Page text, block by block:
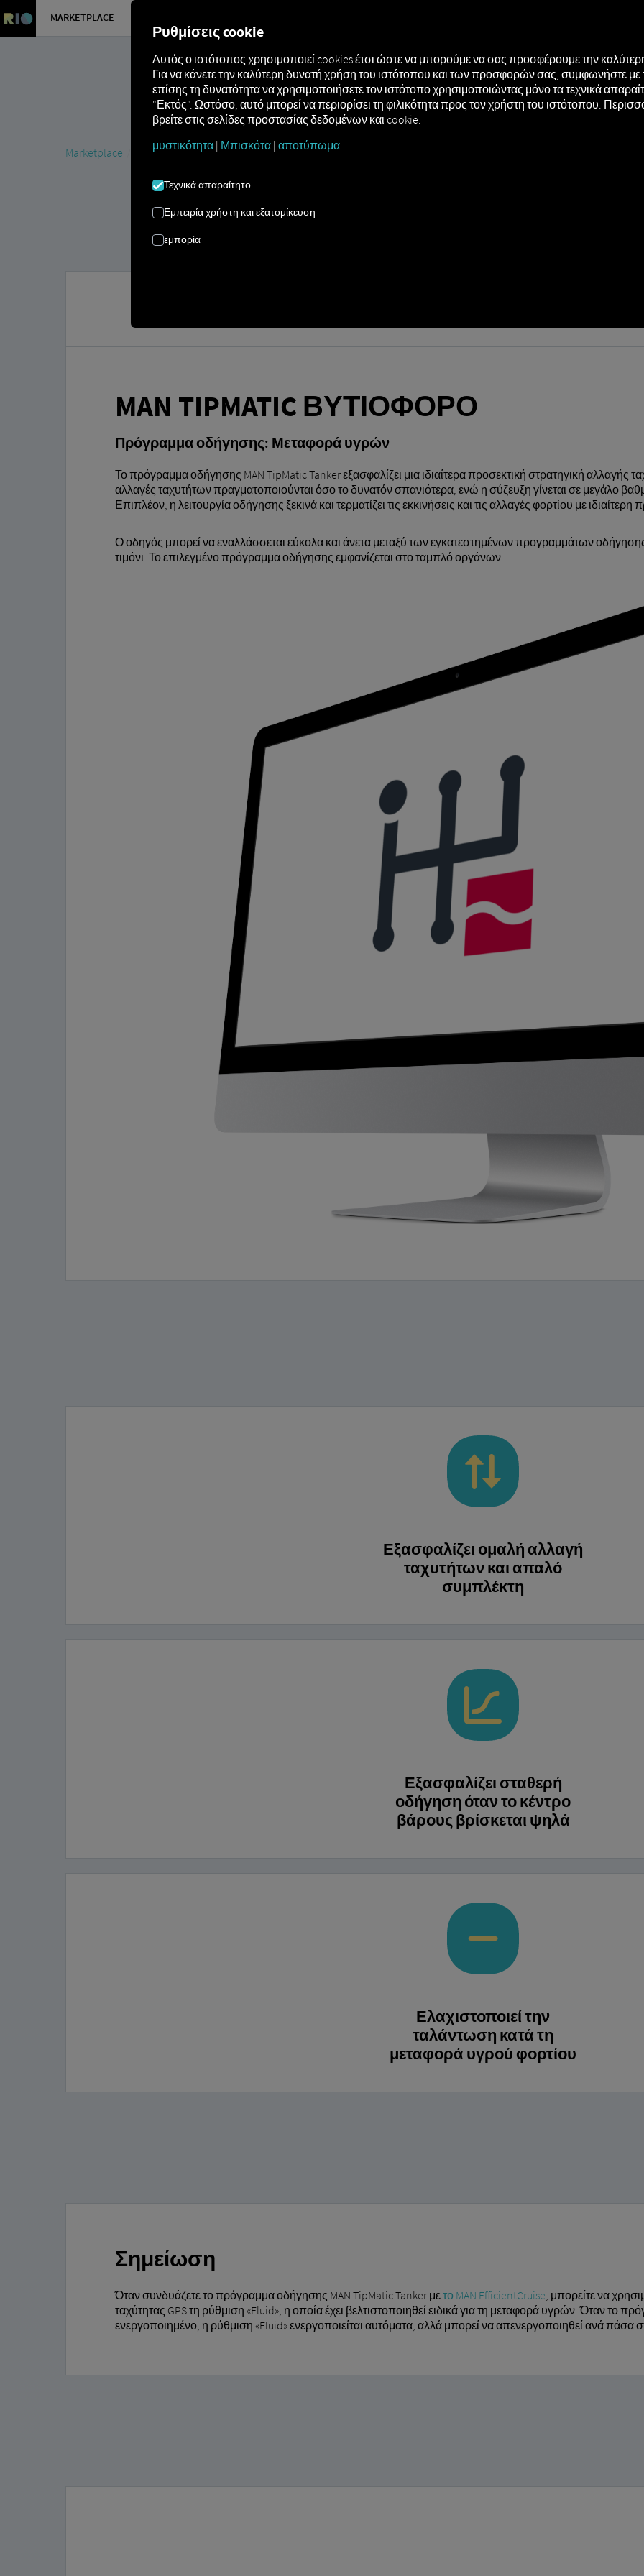
MARKETPLACE
Marketplace MAN DigitalServices MAN Now MAN TipMatic Tanker
MAN TIPMATIC ΒΥΤΙΟΦΌΡΟ
Πρόγραμμα οδήγησης: Μεταφορά υγρών
Το πρόγραμμα οδήγησης MAN TipMatic Tanker εξασφαλίζει μια ιδιαίτερα προσεκτική στρατηγική αλλαγής
αλλαγές ταχυτήτων πραγματοποιούνται όσο το δυνατόν σπανιότερα, ενώ η σύζευξη γίνεται σε μεγάλο
Επιπλέον, η λειτουργία οδήγησης ξεκινά και τερματίζει τις εκκινήσεις και τις αλλαγές φορτίου με ιδιαίτερη
Ο οδηγός μπορεί να εναλλάσσεται εύκολα και άνετα μεταξύ των εγκατεστημένων προγραμμάτων
τιμόνι. Το επιλεγμένο πρόγραμμα οδήγησης εμφανίζεται στο ταμπλό οργάνων.
Εξασφαλίζει ομαλή αλλαγή
ταχυτήτων και απαλό
συμπλέκτη
Εξασφαλίζει σταθερή
οδήγηση όταν το κέντρο
βάρους βρίσκεται ψηλά
Ελαχιστοποιεί την
ταλάντωση κατά τη
μεταφορά υγρού φορτίου
Σημείωση
Όταν συνδυάζετε το πρόγραμμα οδήγησης MAN TipMatic Tanker μετο MAN EfficientCruise , μπορείτε να
ταχύτητας GPS τη ρύθμιση «Fluid», η οποία έχει βελτιστοποιηθεί ειδικά για τη μεταφορά υγρών. Όταν το
ενεργοποιημένο, η ρύθμιση «Fluid» ενεργοποιείται αυτόματα, αλλά μπορεί να απενεργοποιηθεί ανά πάσα
Ρυθμίσεις cookie
Αυτός ο ιστότοπος χρησιμοποιεί cookies έτσι ώστε να μπορούμε να σας προσφέρουμε την
Για να κάνετε την καλύτερη δυνατή χρήση του ιστότοπου και των προσφορών σας, συμφωνήστε
επίσης τη δυνατότητα να χρησιμοποιήσετε τον ιστότοπο χρησιμοποιώντας μόνο τα τεχνικά
"Εκτός". Ωστόσο, αυτό μπορεί να περιορίσει τη φιλικότητα προς τον χρήστη του ιστότοπου.
βρείτε στις σελίδες προστασίας δεδομένων και cookie.
μυστικότητα | Μπισκότα | αποτύπωμα
Τεχνικά απαραίτητο
Εμπειρία χρήστη και εξατομίκευση
εμπορία